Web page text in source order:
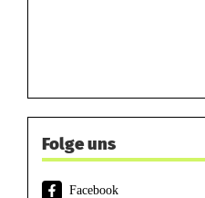
Folge uns
Facebook